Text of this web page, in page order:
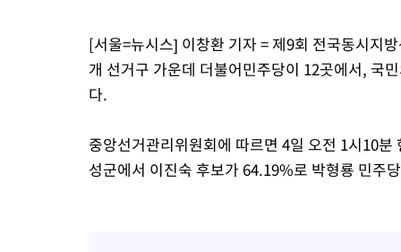
[서울=뉴시스] 이창환 기자 = 제9회 전국동시지
개 선거구 가운데 더불어민주당이 12곳에서, 국
다.
중앙선거관리위원회에 따르면 4일 오전 1시10
성군에서 이진숙 후보가 64.19%로 박형룡 민주